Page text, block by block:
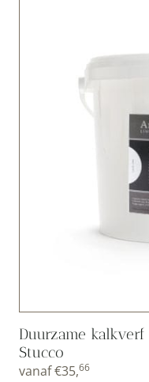
Duurzame
Stucco
vanaf€35,66